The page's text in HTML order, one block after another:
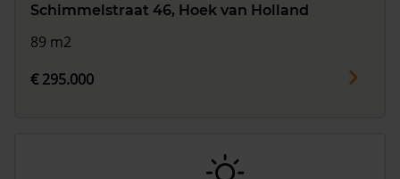
Schimmelstraat 46, Hoek van Holland
89 m2
€ 295.000